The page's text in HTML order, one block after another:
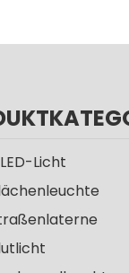
Licht